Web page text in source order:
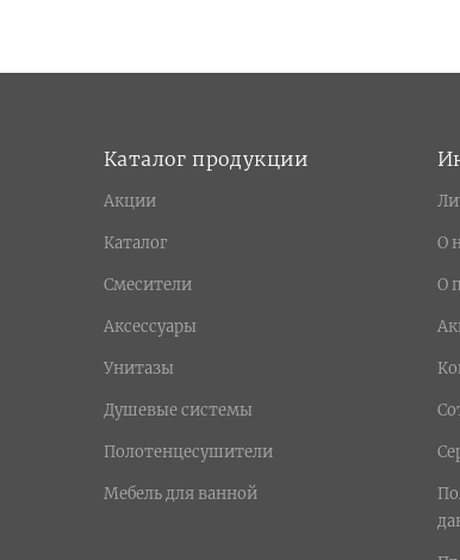
Каталог продукции
Акции
Каталог
Смесители
Аксессуары
Унитазы
Душевые системы
Полотенцесушители
Мебель для ванной
О
О